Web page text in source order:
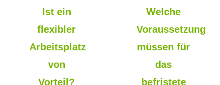
Ist ein
flexibler
Arbeitsplatz
von
Vorteil?
Welche
Voraussetzungen
müssen für
das
befristete